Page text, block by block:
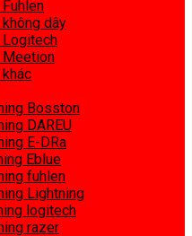
dây
Logitech
Meetion
Bosston
DAREU
E-DRa
Eblue
fuhlen
Lightning
logitech
razer